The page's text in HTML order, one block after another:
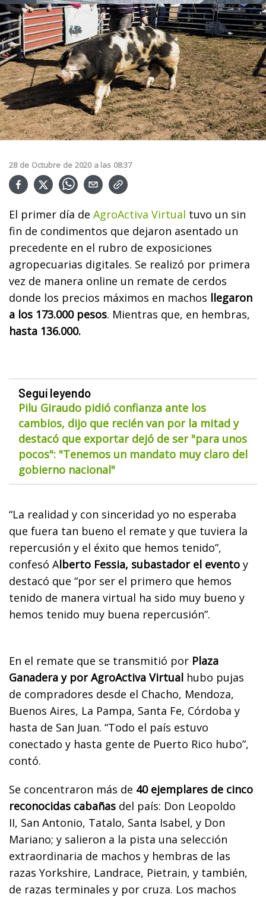
28 de Octubre de 2020 a las 08:37
El primer día de AgroActiva Virtual tuvo un sin
fin de condimentos que dejaron asentado un
precedente en el rubro de exposiciones
agropecuarias digitales. Se realizó por primera
vez de manera online un remate de cerdos
donde los precios máximos en machos llegaron
a los 173.000 pesos. Mientras que, en hembras,
hasta 136.000.
Seguí leyendo
Pilu Giraudo pidió confianza ante los
cambios, dijo que recién van por la mitad y
destacó que exportar dejó de ser "para unos
pocos": "Tenemos un mandato muy claro del
gobierno nacional"
“La realidad y con sinceridad yo no esperaba
que fuera tan bueno el remate y que tuviera la
repercusión y el éxito que hemos tenido”,
confesó Alberto Fessia, subastador el evento y
destacó que “por ser el primero que hemos
tenido de manera virtual ha sido muy bueno y
hemos tenido muy buena repercusión”.
En el remate que se transmitió por Plaza
Ganadera y por AgroActiva Virtual hubo pujas
de compradores desde el Chacho, Mendoza,
Buenos Aires, La Pampa, Santa Fe, Córdoba y
hasta de San Juan. “Todo el país estuvo
conectado y hasta gente de Puerto Rico hubo”,
contó.
Se concentraron más de 40 ejemplares de cinco
reconocidas cabañas del país: Don Leopoldo
II, San Antonio, Tatalo, Santa Isabel, y Don
Mariano; y salieron a la pista una selección
extraordinaria de machos y hembras de las
razas Yorkshire, Landrace, Pietrain, y también,
de razas terminales y por cruza. Los machos